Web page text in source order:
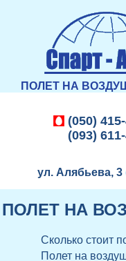
ПОЛЕТ НА
(050)
(093)
ул. Алябьева, 3
ПОЛЕТ НА
Сколько стоит
Полет на